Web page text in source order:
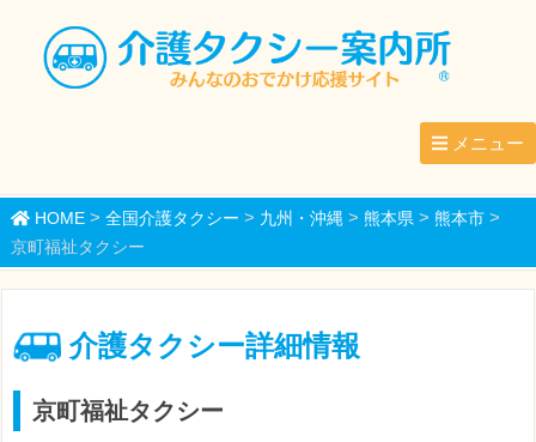
メニュー
HOME> 全国介護タクシー > 九州・沖縄> 熊本県> 熊本市>
京町福祉タクシー
介護タクシー詳細情報
京町福祉タクシー